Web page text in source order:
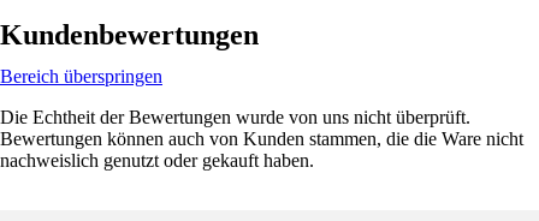
Kundenbewertungen
Bereich überspringen
Die Echtheit der Bewertungen wurde von uns nicht überprüft.
Bewertungen können auch von Kunden stammen, die die Ware nicht
nachweislich genutzt oder gekauft haben.